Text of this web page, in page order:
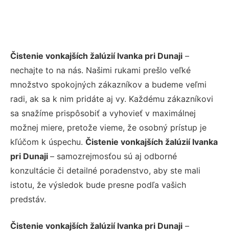
Čistenie vonkajších žalúzií Ivanka pri Dunaji –
nechajte to na nás. Našimi rukami prešlo veľké
množstvo spokojných zákazníkov a budeme veľmi
radi, ak sa k nim pridáte aj vy. Každému zákazníkovi
sa snažíme prispôsobiť a vyhovieť v maximálnej
možnej miere, pretože vieme, že osobný prístup je
kľúčom k úspechu. Čistenie vonkajších žalúzií Ivanka
pri Dunaji – samozrejmosťou sú aj odborné
konzultácie či detailné poradenstvo, aby ste mali
istotu, že výsledok bude presne podľa vašich
predstáv.
Čistenie vonkajších žalúzií Ivanka pri Dunaji –